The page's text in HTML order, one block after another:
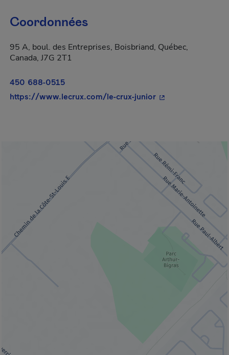
Coordonnées
95 A, boul. des Entreprises, Boisbriand, Québec,
Canada, J7G 2T1
450 688-0515
https://www.lecrux.com/le-crux-junior- Cet hyperlien